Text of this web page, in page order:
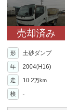
売却済み
形 土砂ダンプ
年
2004(H16)
走 10.2万km
検
-